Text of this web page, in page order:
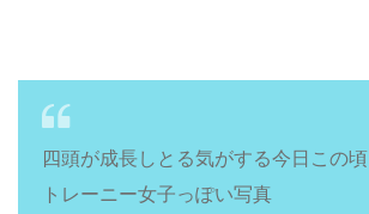
四頭が成長しとる気がする今日この頃
トレーニー女子っぽい写真